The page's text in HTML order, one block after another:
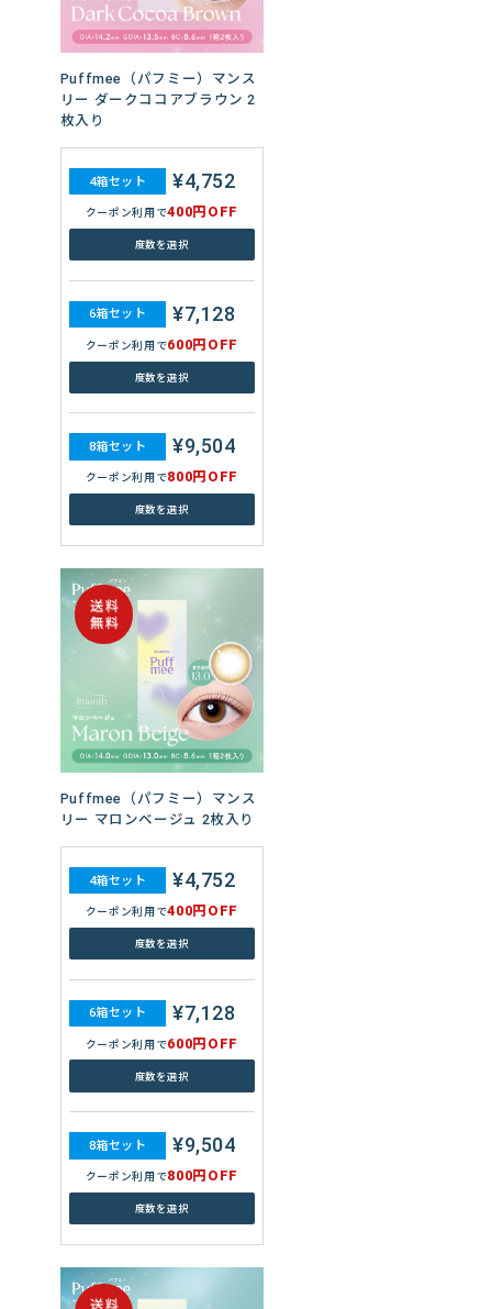
Puffmee（パフミー）マンス
リー ダークココアブラウン 2
枚入り
4箱セット ¥4,752
クーポン利用で400円OFF
度数を選択
6箱セット ¥7,128
クーポン利用で600円OFF
度数を選択
8箱セット ¥9,504
クーポン利用で800円OFF
度数を選択
Puffmee（パフミー）マンス
リー マロンベージュ 2枚入り
4箱セット ¥4,752
クーポン利用で400円OFF
度数を選択
6箱セット ¥7,128
クーポン利用で600円OFF
度数を選択
8箱セット ¥9,504
クーポン利用で800円OFF
度数を選択